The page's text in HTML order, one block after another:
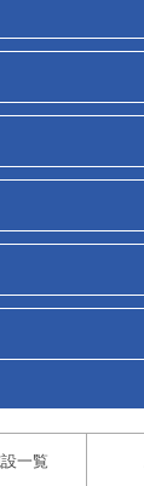
一覧